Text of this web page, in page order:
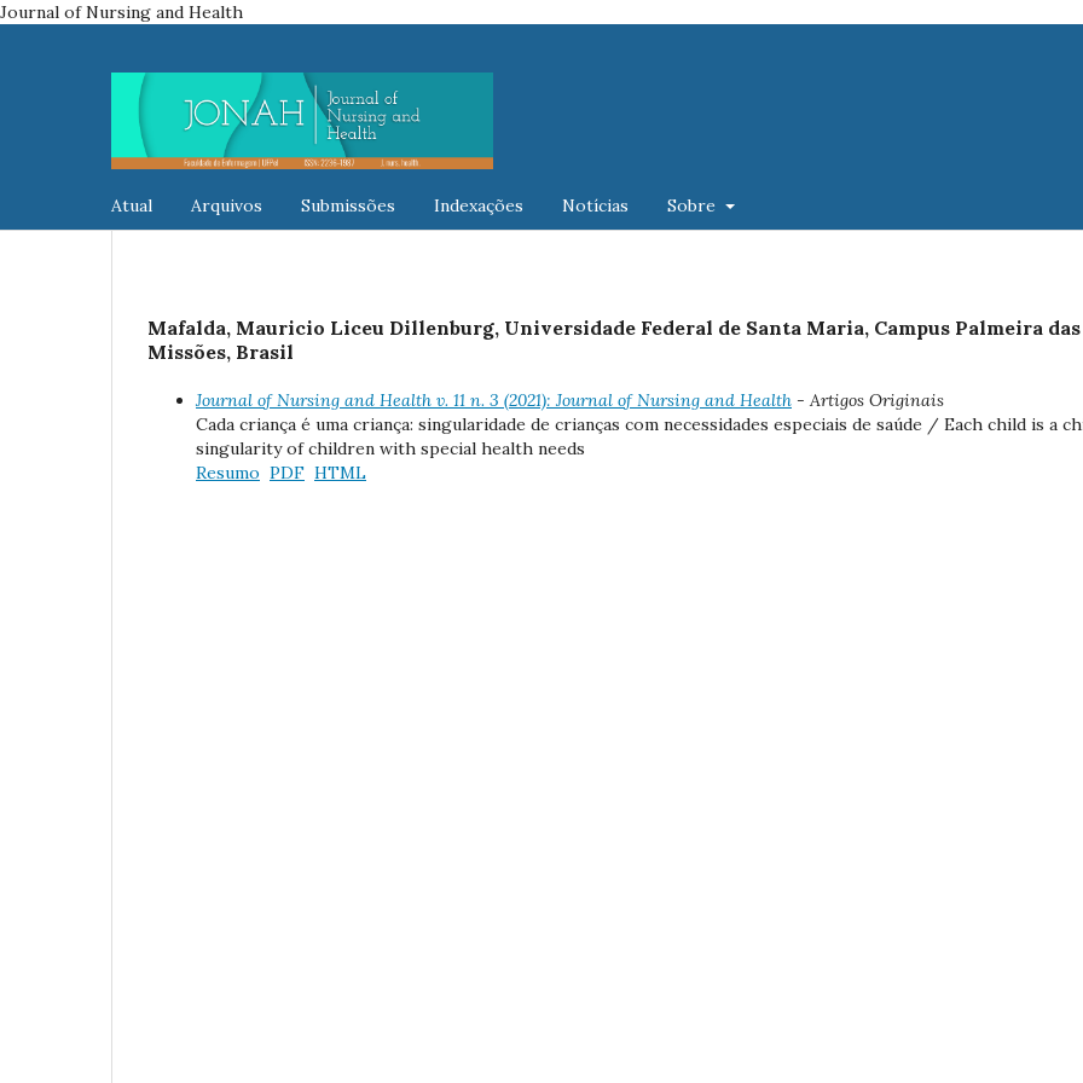
Journal of Nursing and Health
Atual Arquivos Submissões Indexações Notícias Sobre
Mafalda, Mauricio Liceu Dillenburg, Universidade Federal de Santa Maria, Campus Palmeira das
Missões, Brasil
Journal of Nursing and Health v. 11 n. 3 (2021): Journal of Nursing and Health - Artigos Originais
Cada criança é uma criança: singularidade de crianças com necessidades especiais de saúde / Each child is a
singularity of children with special health needs
Resumo PDF HTML